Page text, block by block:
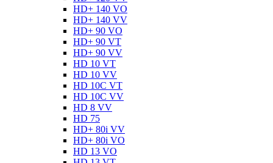
HD+ 140 VO
HD+ 140 VV
HD+ 90 VO
HD+ 90 VT
HD+ 90 VV
HD 10 VT
HD 10 VV
HD 10C VT
HD 10C VV
HD 8 VV
HD 75
HD+ 80i VV
HD+ 80i VO
HD 13 VO